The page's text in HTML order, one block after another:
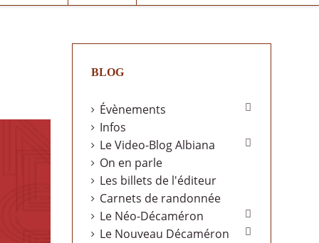
BLOG
Évènements 
Infos
Le Video-Blog Albiana

On en parle
Les billets de l'éditeur
Carnets de randonnée
Le Néo-Décaméron

Le Nouveau Décaméron
